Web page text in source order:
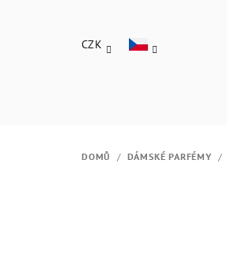
CZK
DOMŮ / DÁMSKÉ PARFÉMY /